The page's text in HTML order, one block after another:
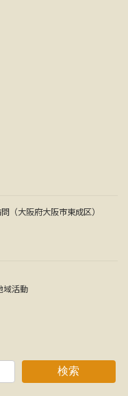
（大阪府大阪市東成区）
域活動
検索